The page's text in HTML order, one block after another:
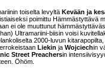
n toiselta levyltä Kevään ja
poimittu Hämmästyttävä
ei ole muuttunut
Ultramariini-biisin voisi
2000-luvun
Liekin ja Wojciechin
Street Preachersin
Öhöm.